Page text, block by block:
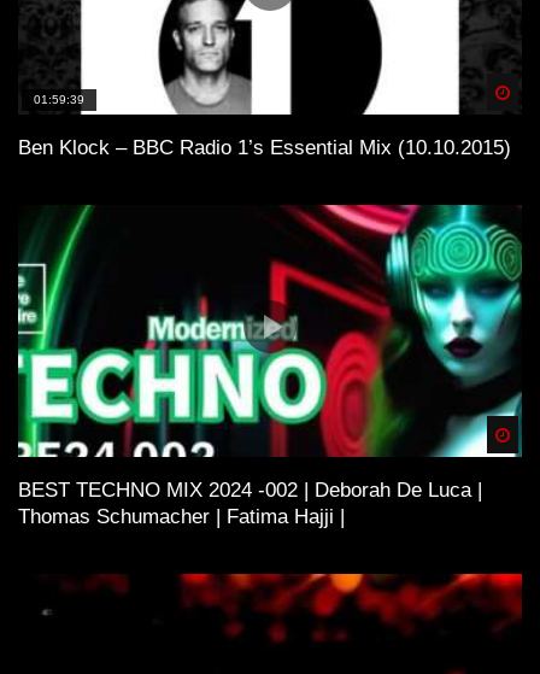
01:59:39
Ben Klock – BBC Radio 1’s Essential Mix (10.10.2015)
BEST TECHNO MIX 2024 -002 | Deborah De Luca |
Thomas Schumacher | Fatima Hajji |